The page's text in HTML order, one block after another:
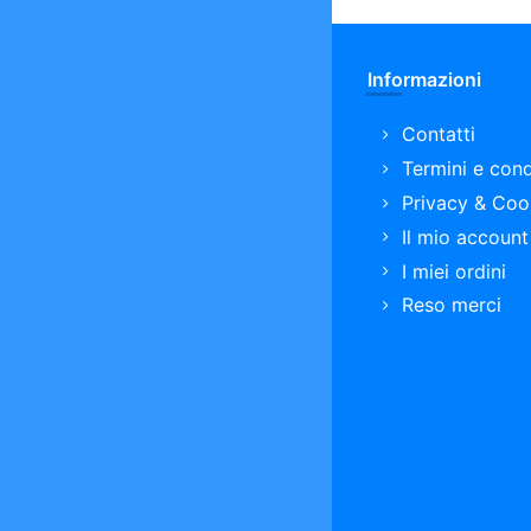
Informazioni
Contatti
Termini e
Privacy &
Il mio account
I miei ordini
Reso merci